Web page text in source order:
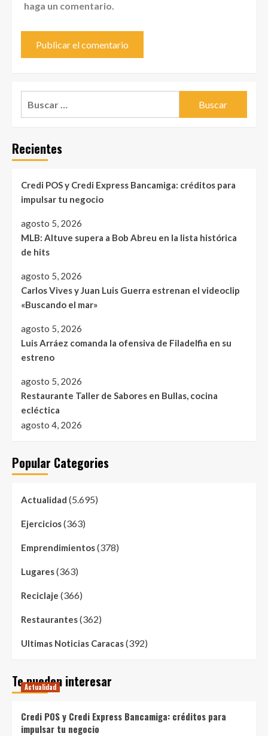
haga un comentario.
Recientes
Credi POS y Credi Express Bancamiga: créditos para
impulsar tu negocio
agosto 5, 2026
MLB: Altuve supera a Bob Abreu en la lista histórica
de hits
agosto 5, 2026
Carlos Vives y Juan Luis Guerra estrenan el videoclip
«Buscando el mar»
agosto 5, 2026
Luis Arráez comanda la ofensiva de Filadelfia en su
estreno
agosto 5, 2026
Restaurante Taller de Sabores en Bullas, cocina
ecléctica
agosto 4, 2026
Popular Categories
Actualidad (5.695)
Ejercicios(363)
Emprendimientos(378)
Lugares(363)
Reciclaje (366)
Restaurantes(362)
Ultimas Noticias Caracas(392)
Te pueden interesar
Actualidad
Credi POS y Credi Express Bancamiga: créditos para
impulsar tu negocio